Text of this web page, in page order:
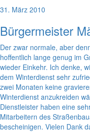
31. März 2010
Bürgermeister
Der zwar normale, aber
hoffentlich lange genug im
wieder Einkehr. Ich denke,
dem Winterdienst sehr
zwei Monaten keine
Winterdienst anzukreiden
Dienstleister haben eine
Mitarbeitern des
bescheinigen. Vielen Dank